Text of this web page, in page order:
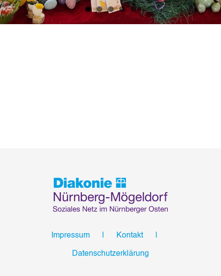
Impressum Kontakt
Datenschutzerklärung